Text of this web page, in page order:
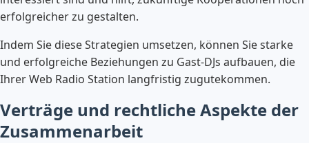
erfolgreicher zu gestalten.
Indem Sie diese Strategien umsetzen, können Sie starke
und erfolgreiche Beziehungen zu Gast-DJs aufbauen, die
Ihrer Web Radio Station langfristig zugutekommen.
Verträge und rechtliche Aspekte der
Zusammenarbeit